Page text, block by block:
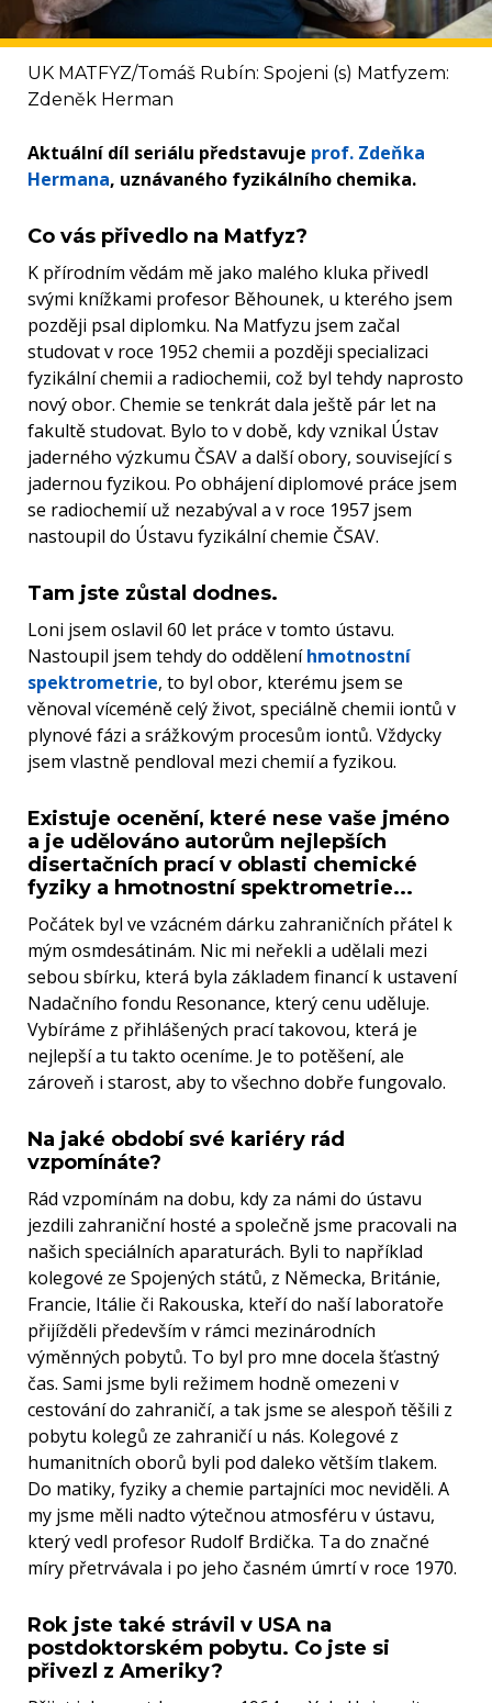
UK MATFYZ/Tomáš Rubín: Spojeni (s) Matfyzem:
Zdeněk Herman
Aktuální díl seriálu představuje prof. Zdeňka
Hermana, uznávaného fyzikálního chemika.
Co vás přivedlo na Matfyz?
K přírodním vědám mě jako malého kluka přivedl
svými knížkami profesor Běhounek, u kterého jsem
později psal diplomku. Na Matfyzu jsem začal
studovat v roce 1952 chemii a později specializaci
fyzikální chemii a radiochemii, což byl tehdy naprosto
nový obor. Chemie se tenkrát dala ještě pár let na
fakultě studovat. Bylo to v době, kdy vznikal Ústav
jaderného výzkumu ČSAV a další obory, související s
jadernou fyzikou. Po obhájení diplomové práce jsem
se radiochemií už nezabýval a v roce 1957 jsem
nastoupil do Ústavu fyzikální chemie ČSAV.
Tam jste zůstal dodnes.
Loni jsem oslavil 60 let práce v tomto ústavu.
Nastoupil jsem tehdy do odděleníhmotnostní
spektrometrie, to byl obor, kterému jsem se
věnoval víceméně celý život, speciálně chemii iontů v
plynové fázi a srážkovým procesům iontů. Vždycky
jsem vlastně pendloval mezi chemií a fyzikou.
Existuje ocenění, které nese vaše jméno
a je udělováno autorům nejlepších
disertačních prací v oblasti chemické
fyziky a hmotnostní spektrometrie...
Počátek byl ve vzácném dárku zahraničních přátel k
mým osmdesátinám. Nic mi neřekli a udělali mezi
sebou sbírku, která byla základem financí k ustavení
Nadačního fondu Resonance, který cenu uděluje.
Vybíráme z přihlášených prací takovou, která je
nejlepší a tu takto oceníme. Je to potěšení, ale
zároveň i starost, aby to všechno dobře fungovalo.
Na jaké období své kariéry rád
vzpomínáte?
Rád vzpomínám na dobu, kdy za námi do ústavu
jezdili zahraniční hosté a společně jsme pracovali na
našich speciálních aparaturách. Byli to například
kolegové ze Spojených států, z Německa, Británie,
Francie, Itálie či Rakouska, kteří do naší laboratoře
přijížděli především v rámci mezinárodních
výměnných pobytů. To byl pro mne docela šťastný
čas. Sami jsme byli režimem hodně omezeni v
cestování do zahraničí, a tak jsme se alespoň těšili z
pobytu kolegů ze zahraničí u nás. Kolegové z
humanitních oborů byli pod daleko větším tlakem.
Do matiky, fyziky a chemie partajníci moc neviděli. A
my jsme měli nadto výtečnou atmosféru v ústavu,
který vedl profesor Rudolf Brdička. Ta do značné
míry přetrvávala i po jeho časném úmrtí v roce 1970.
Rok jste také strávil v USA na
postdoktorském pobytu. Co jste si
přivezl z Ameriky?